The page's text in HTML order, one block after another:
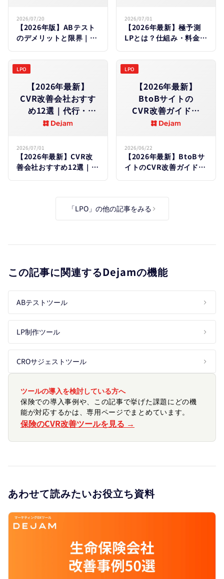
失敗原因を​徹底解説
2026/07/20
【2026年版】ABテスト
のデメリットと限界｜や
LeanGoコンサルと
の​違いも​比較
2026/07/01
【2026年最新】極予測
LPとは？仕組み・料金・
ルとの違いも比較
【2026年最新】
CVR改善会社おすす
め12選｜代行・
コンサルの​選び方と​
LPO
2026/07/01
【2026年最新】CVR改
善会社おすすめ12選｜代
【2026年最新】
BtoBサイトの​
CVR改善ガイド｜
業界別平均・低い​
リード獲得を​
増やす施策15選
LPO
2026/06/22
【2026年最新】BtoBサ
イトのCVR改善ガイド｜
す施策15選
「LPO」の他の記事をみる
この記事に関連するDejamの機能
ABテストツール
LP制作ツール
CROサジェストツール
ツールの導入を検討している方へ
保険での導入事例や、この記事で挙げた課題にどの機
能が対応するかは、専用ページでまとめています。
保険のCVR改善ツールを見る →
あわせて読みたいお役立ち資料